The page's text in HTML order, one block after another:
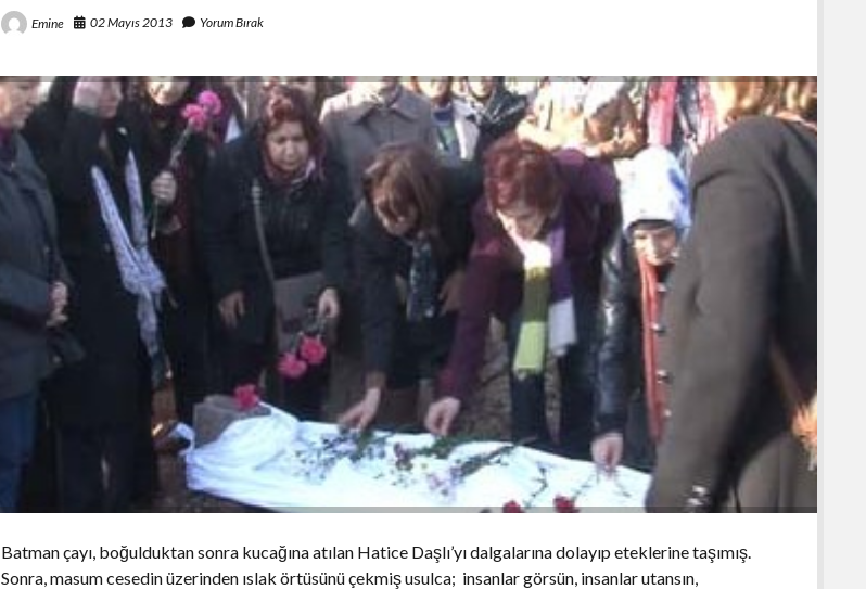
Emine 02 Mayıs 2013 Yorum Bırak
Batman çayı, boğulduktan sonra kucağına atılan Hatice Daşlı’yı dalgalarına dolayıp eteklerine taşımış.
Sonra, masum cesedin üzerinden ıslak örtüsünü çekmiş usulca; insanlar görsün, insanlar utansın,